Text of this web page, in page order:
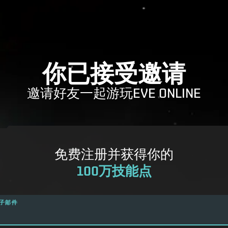
你已接受邀请
邀请好友一起游玩EVE ONLINE
免费注册并获得你的
100万技能点
邮件